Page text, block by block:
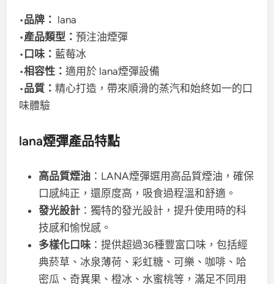
•品牌： lana
•產品類型：預注油煙彈
• 口味： 藍莓冰
•相容性：適用於 lana煙彈設備
•品質：精心打造，帶來順滑的蒸汽和始終如一的口
味體驗
lana煙彈產品特點
高品質煙油 ：LANA煙彈選用高品質煙油，確保
口感純正，還原度高，吸食過程溫和舒適。
發光設計 ：獨特的發光設計，提升使用時的科
技感和愉悅感。
多樣化口味 ：提供超過36種豐富口味，包括經
典菸草、冰泉薄荷、彩虹糖、可樂、咖啡、哈
密瓜、奇異果、橙冰、水蜜桃等，滿足不同用